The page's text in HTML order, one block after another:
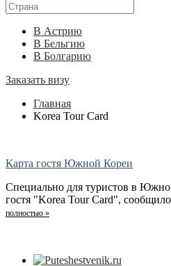
В Астрию
В Бельгию
В Болгарию
Заказать визу
Главная
Korea Tour Card
Карта гостя Южной Кореи
Специально для туристов в
гостя "Korea Tour Card",
полностью »